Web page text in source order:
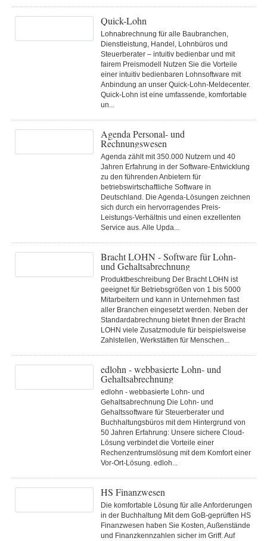
Quick-Lohn
Lohnabrechnung für alle Baubranchen,
Dienstleistung, Handel, Lohnbüros und
Steuerberater – intuitiv bedienbar und mit
fairem Preismodell Nutzen Sie die Vorteile
einer intuitiv bedienbaren Lohnsoftware mit
Anbindung an unser Quick-Lohn-Meldecenter.
Quick-Lohn ist eine umfassende, komfortable
un...
Agenda Personal- und
Rechnungswesen
Agenda zählt mit 350.000 Nutzern und 40
Jahren Erfahrung in der Software-Entwicklung
zu den führenden Anbietern für
betriebswirtschaftliche Software in
Deutschland. Die Agenda-Lösungen zeichnen
sich durch ein hervorragendes Preis-
Leistungs-Verhältnis und einen exzellenten
Service aus. Alle Upda...
Bracht LOHN - Software für Lohn-
und Gehaltsabrechnung
Produktbeschreibung Der Bracht LOHN ist
geeignet für Betriebsgrößen von 1 bis 5000
Mitarbeitern und kann in Unternehmen fast
aller Branchen eingesetzt werden. Neben der
Standardabrechnung bietet Ihnen der Bracht
LOHN viele Zusatzmodule für beispielsweise
Zahlstellen, Werkstätten für Menschen...
edlohn - webbasierte Lohn- und
Gehaltsabrechnung
edlohn - webbasierte Lohn- und
Gehaltsabrechnung Die Lohn- und
Gehaltssoftware für Steuerberater und
Buchhaltungsbüros mit dem Hintergrund von
50 Jahren Erfahrung: Unsere sichere Cloud-
Lösung verbindet die Vorteile einer
Rechenzentrumslösung mit dem Komfort einer
Vor-Ort-Lösung. edloh...
HS Finanzwesen
Die komfortable Lösung für alle Anforderungen
in der Buchhaltung Mit dem GoB-geprüften HS
Finanzwesen haben Sie Kosten, Außenstände
und Finanzkennzahlen sicher im Griff. Auf